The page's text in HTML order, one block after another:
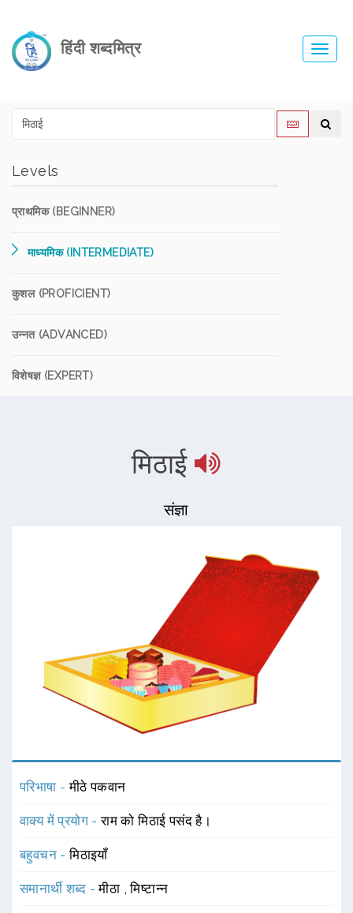
हिंदी शब्दमित्र
Levels
प्राथमिक (BEGINNER)
माध्यमिक (INTERMEDIATE)
कुशल (PROFICIENT)
उन्नत (ADVANCED)
विशेषज्ञ (EXPERT)
मिठाई
संज्ञा
परिभाषा -मीठे पकवान
वाक्य में प्रयोग -राम को मिठाई पसंद है।
बहुवचन -मिठाइयाँ
समानार्थी शब्द -मीठा ,मिष्टान्न